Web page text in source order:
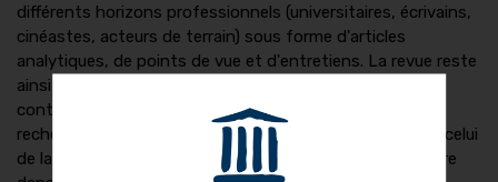
différents horizons professionnels (universitaires, écrivains,
cinéastes, acteurs de terrain) sous forme d'articles
analytiques, de points de vue et d'entretiens. La revue reste
ainsi fidèle à sa mission originelle qui est de croiser les
contributions issues du monde de l'université et de la
recherche avec celles issues du terrain. Le terrain est ici celui
de la production culturelle, ce qui représente une première